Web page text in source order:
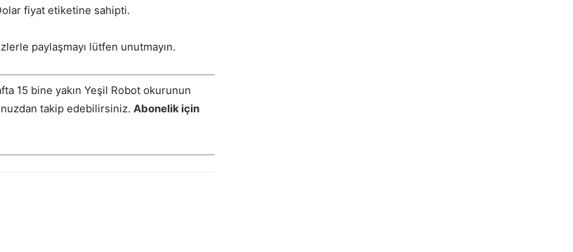
fiyat etiketine sahipti.
paylaşmayı lütfen unutmayın.
15 bine yakın Yeşil Robot okurunun
takip edebilirsiniz. Abonelik için